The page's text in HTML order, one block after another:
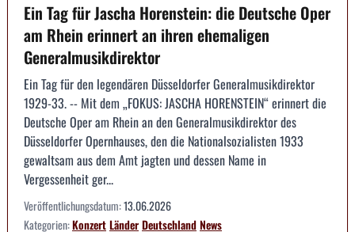
Ein Tag für Jascha Horenstein: die Deutsche Oper
am Rhein erinnert an ihren ehemaligen
Generalmusikdirektor
Ein Tag für den legendären Düsseldorfer Generalmusikdirektor
1929-33. -- Mit dem „FOKUS: JASCHA HORENSTEIN“ erinnert die
Deutsche Oper am Rhein an den Generalmusikdirektor des
Düsseldorfer Opernhauses, den die Nationalsozialisten 1933
gewaltsam aus dem Amt jagten und dessen Name in
Vergessenheit ger...
Veröffentlichungsdatum:13.06.2026
Kategorien:KonzertLänderDeutschlandNews